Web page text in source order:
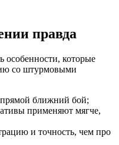
правда
которые
со штурмовыми
ближний бой;
применяют мягче,
и точность, чем про